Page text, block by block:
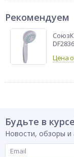
Рекомендуем
Будьте в
Новости, обзоры и